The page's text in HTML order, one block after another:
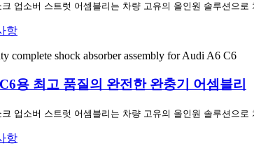
크 업소버 스트럿 어셈블리는 차량 고유의 올인원 솔루션으
항
용 최고 품질의 완전한 완충기 어셈블리
업소버 스트럿 어셈블리는 차량 고유의 올인원 솔루션으
항